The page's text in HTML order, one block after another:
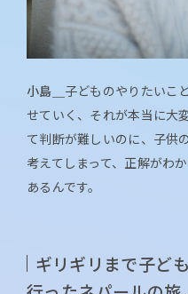
小島＿ 子どものやりたいこ
せていく、それが本当に大
て判断が難しいのに、子供
考えてしまって、正解がわ
あるんです。
ギリギリまで子ど